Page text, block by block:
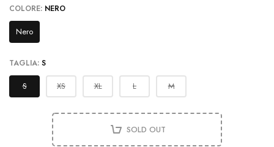
COLORE: NERO
Nero
TAGLIA: S
S XS XL L M
SOLD OUT